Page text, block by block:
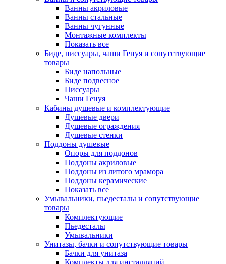
Ванны акриловые
Ванны стальные
Ванны чугунные
Монтажные комплекты
Показать все
Биде, писсуары, чаши Генуя и сопутствующие
товары
Биде напольные
Биде подвесное
Писсуары
Чаши Генуя
Кабины душевые и комплектующие
Душевые двери
Душевые ограждения
Душевые стенки
Поддоны душевые
Опоры для поддонов
Поддоны акриловые
Поддоны из литого мрамора
Поддоны керамические
Показать все
Умывальники, пьедесталы и сопутствующие
товары
Комплектующие
Пьедесталы
Умывальники
Унитазы, бачки и сопутствующие товары
Бачки для унитаза
Комплекты для инсталляций